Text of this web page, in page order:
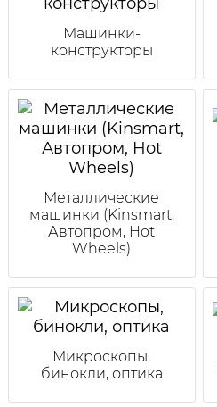
Машинки-
конструкторы
Металлические
машинки (Kinsmart,
Автопром, Hot
Wheels)
Микроскопы,
бинокли, оптика